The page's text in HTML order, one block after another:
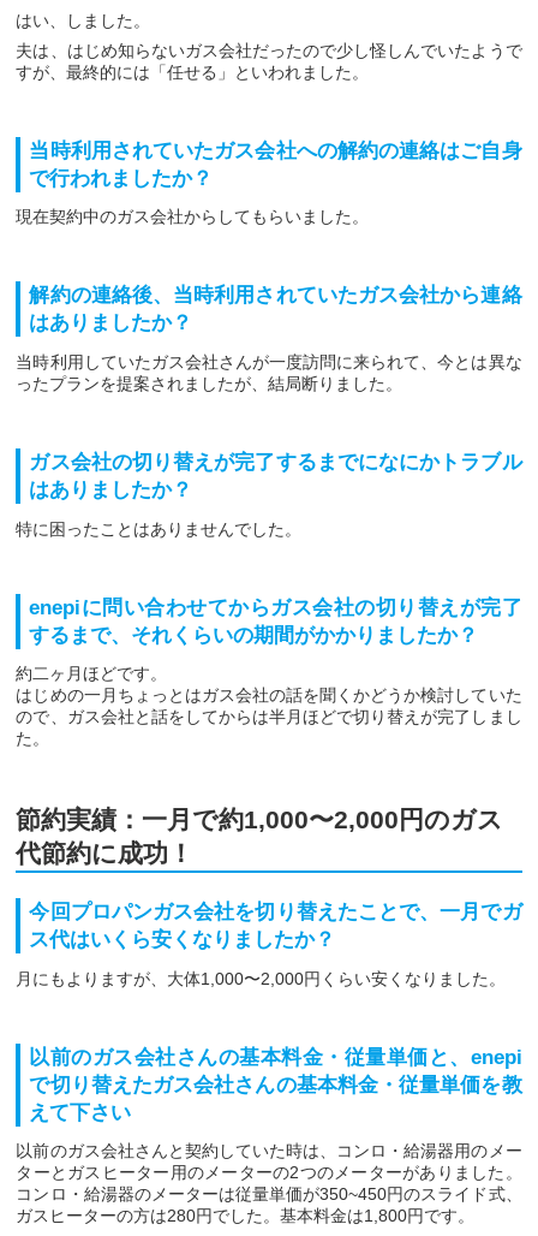
はい、しました。
夫は、はじめ知らないガス会社だったので少し怪しんでいたようで
すが、最終的には「任せる」といわれました。
当時利用されていたガス会社への解約の連絡はご自身
で行われましたか？
現在契約中のガス会社からしてもらいました。
解約の連絡後、当時利用されていたガス会社から連絡
はありましたか？
当時利用していたガス会社さんが一度訪問に来られて、今とは異な
ったプランを提案されましたが、結局断りました。
ガス会社の切り替えが完了するまでになにかトラブル
はありましたか？
特に困ったことはありませんでした。
enepiに問い合わせてからガス会社の切り替えが完了
するまで、それくらいの期間がかかりましたか？
約二ヶ月ほどです。
はじめの一月ちょっとはガス会社の話を聞くかどうか検討していた
ので、ガス会社と話をしてからは半月ほどで切り替えが完了しまし
た。
節約実績：一月で約1,000〜2,000円のガス
代節約に成功！
今回プロパンガス会社を切り替えたことで、一月でガ
ス代はいくら安くなりましたか？
月にもよりますが、大体1,000〜2,000円くらい安くなりました。
以前のガス会社さんの基本料金・従量単価と、enepi
で切り替えたガス会社さんの基本料金・従量単価を教
えて下さい
以前のガス会社さんと契約していた時は、コンロ・給湯器用のメー
ターとガスヒーター用のメーターの2つのメーターがありました。
コンロ・給湯器のメーターは従量単価が350~450円のスライド式、
ガスヒーターの方は280円でした。基本料金は1,800円です。